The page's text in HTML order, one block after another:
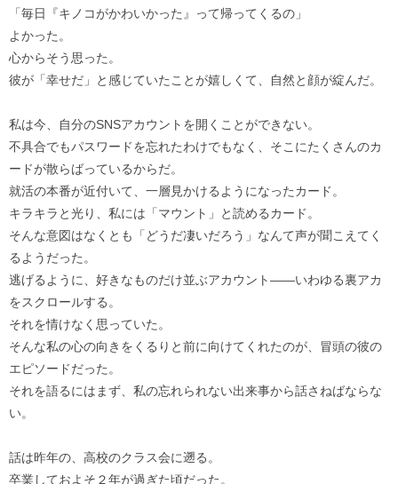
「毎日『キノコがかわいかった』って帰ってくるの」
よかった。
心からそう思った。
彼が「幸せだ」と感じていたことが嬉しくて、自然と顔が綻んだ。
私は今、自分のSNSアカウントを開くことができない。
不具合でもパスワードを忘れたわけでもなく、そこにたくさんのカ
ードが散らばっているからだ。
就活の本番が近付いて、一層見かけるようになったカード。
キラキラと光り、私には「マウント」と読めるカード。
そんな意図はなくとも「どうだ凄いだろう」なんて声が聞こえてく
るようだった。
逃げるように、好きなものだけ並ぶアカウント――いわゆる裏アカ
をスクロールする。
それを情けなく思っていた。
そんな私の心の向きをくるりと前に向けてくれたのが、冒頭の彼の
エピソードだった。
それを語るにはまず、私の忘れられない出来事から話さねばならな
い。
話は昨年の、高校のクラス会に遡る。
卒業しておよそ２年が過ぎた頃だった。